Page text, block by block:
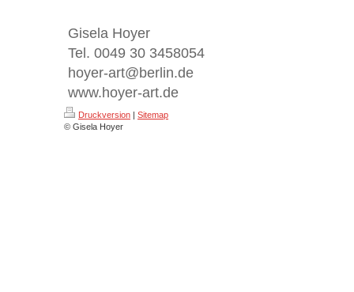
Gisela Hoyer
Tel. 0049 30 3458054
hoyer-art@berlin.de
www.hoyer-art.de
Druckversion | Sitemap
© Gisela Hoyer